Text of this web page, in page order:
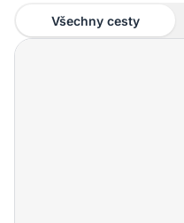
Všechny cesty